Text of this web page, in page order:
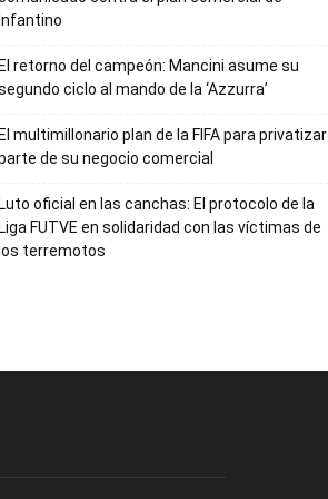
Infantino
El retorno del campeón: Mancini asume su
ciclo al mando de la ‘Azzurra’
El multimillonario plan de la FIFA para privatizar
de su negocio comercial
Luto oficial en las canchas: El protocolo de la
Liga FUTVE en solidaridad con las víctimas de
los terremotos